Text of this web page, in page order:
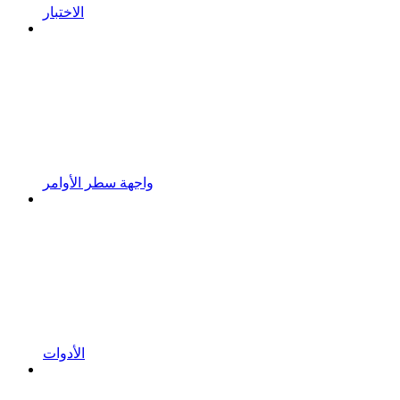
الاختبار
واجهة سطر الأوامر
الأدوات